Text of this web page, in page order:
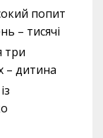
попит
– тисячі
три
– дитина